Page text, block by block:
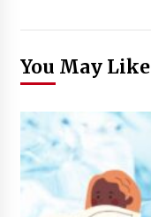
You May Like